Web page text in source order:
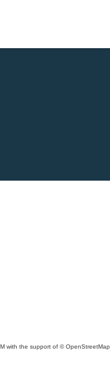
with the support of © OpenStreetMap